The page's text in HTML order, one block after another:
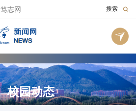
搜索
笃志网
校园动态